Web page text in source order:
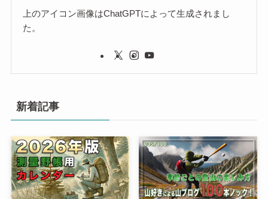
上のアイコン画像はChatGPTによって生成されまし
た。
新着記事